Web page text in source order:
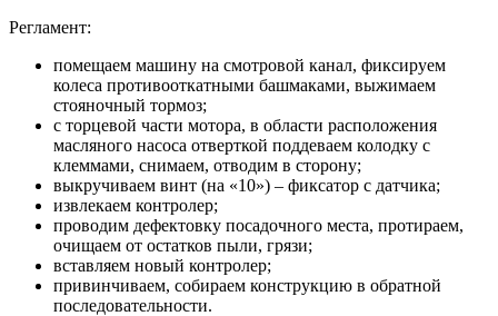
Регламент:
помещаем машину на смотровой канал, фиксируем
колеса противооткатными башмаками, выжимаем
стояночный тормоз;
с торцевой части мотора, в области расположения
масляного насоса отверткой поддеваем колодку с
клеммами, снимаем, отводим в сторону;
выкручиваем винт (на «10») – фиксатор с датчика;
извлекаем контролер;
проводим дефектовку посадочного места, протираем,
очищаем от остатков пыли, грязи;
вставляем новый контролер;
привинчиваем, собираем конструкцию в обратной
последовательности.